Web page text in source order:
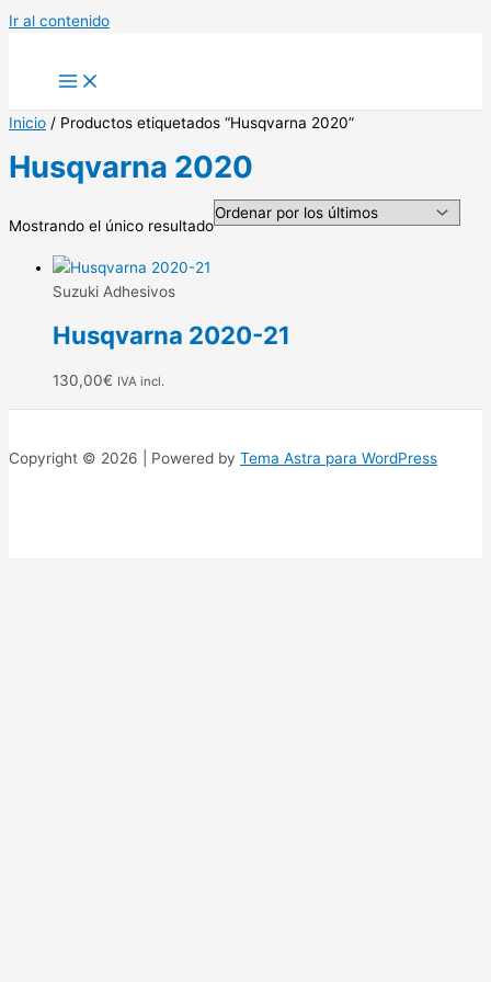
Ir al contenido
Inicio / Productos etiquetados “Husqvarna 2020”
Husqvarna 2020
Mostrando el único resultado
Suzuki Adhesivos
Husqvarna 2020-21
130,00€ IVA incl.
Copyright © 2026 | Powered by Tema Astra para WordPress